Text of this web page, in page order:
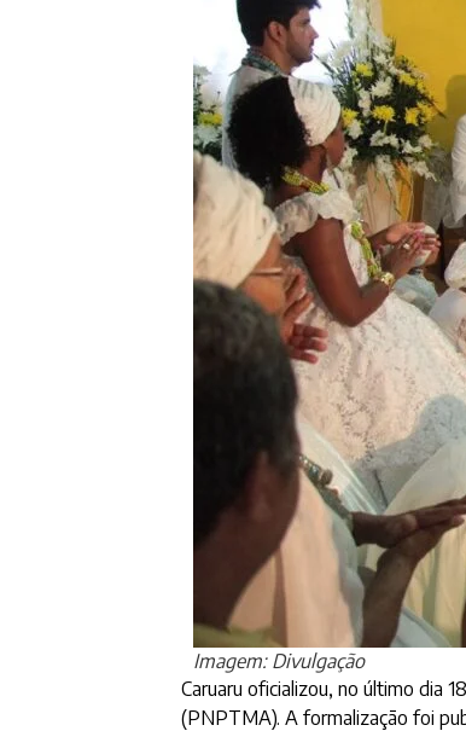
Imagem: Divulgação
Caruaru oficializou, no último dia
(PNPTMA). A formalização foi